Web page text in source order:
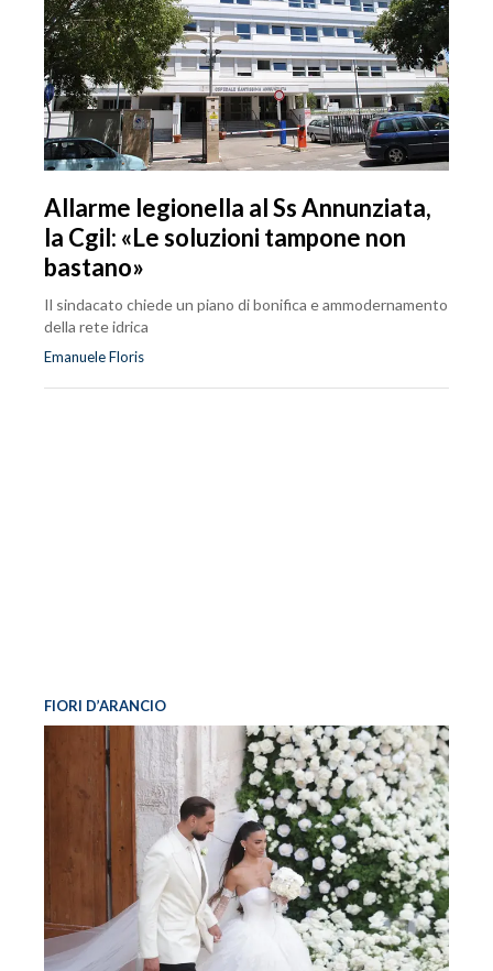
Allarme legionella al Ss Annunziata,
la Cgil: «Le soluzioni tampone non
bastano»
Il sindacato chiede un piano di bonifica e ammodernamento
della rete idrica
Emanuele Floris
FIORI D’ARANCIO